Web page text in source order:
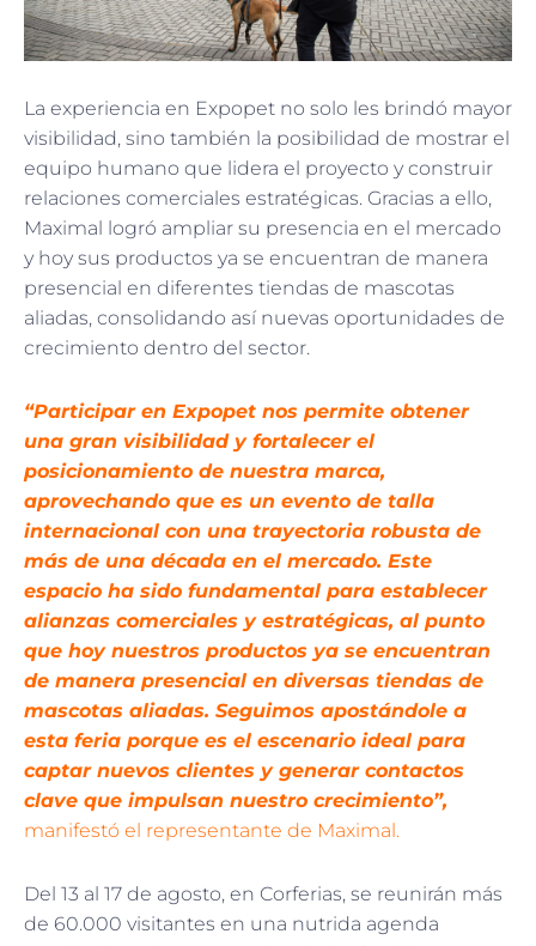
La experiencia en Expopet no solo les brindó mayor
visibilidad, sino también la posibilidad de mostrar el
equipo humano que lidera el proyecto y construir
relaciones comerciales estratégicas. Gracias a ello,
Maximal logró ampliar su presencia en el mercado
y hoy sus productos ya se encuentran de manera
presencial en diferentes tiendas de mascotas
aliadas, consolidando así nuevas oportunidades de
crecimiento dentro del sector.
“Participar en Expopet nos permite obtener
una gran visibilidad y fortalecer el
posicionamiento de nuestra marca,
aprovechando que es un evento de talla
internacional con una trayectoria robusta de
más de una década en el mercado. Este
espacio ha sido fundamental para establecer
alianzas comerciales y estratégicas, al punto
que hoy nuestros productos ya se encuentran
de manera presencial en diversas tiendas de
mascotas aliadas. Seguimos apostándole a
esta feria porque es el escenario ideal para
captar nuevos clientes y generar contactos
clave que impulsan nuestro crecimiento”,
manifestó el representante de Maximal.
Del 13 al 17 de agosto, en Corferias, se reunirán más
de 60.000 visitantes en una nutrida agenda